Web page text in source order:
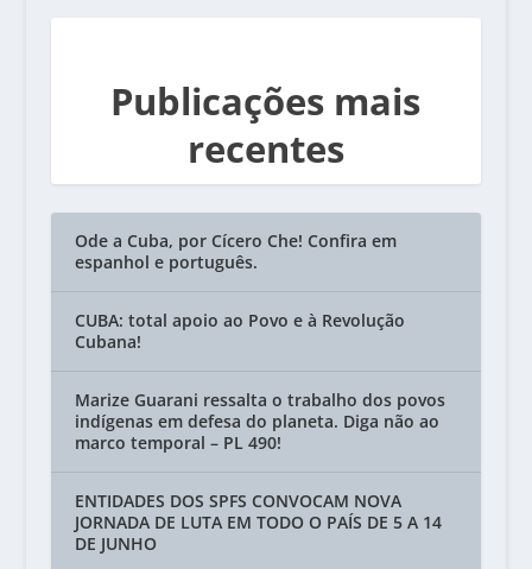
Publicações mais
recentes
Ode a Cuba, por Cícero Che! Confira em
espanhol e português.
CUBA: total apoio ao Povo e à Revolução
Cubana!
Marize Guarani ressalta o trabalho dos povos
indígenas em defesa do planeta. Diga não ao
marco temporal – PL 490!
ENTIDADES DOS SPFS CONVOCAM NOVA
JORNADA DE LUTA EM TODO O PAÍS DE 5 A 14
DE JUNHO